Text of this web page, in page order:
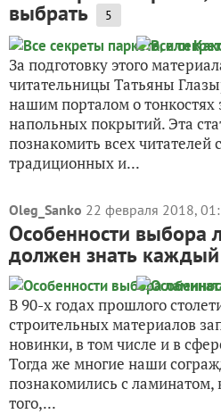
выбрать 5
За подготовку этого
читательницы Татьяны
нашим порталом о тонкостях
напольных покрытий. Эта
познакомить всех читателей
традиционных и...
Oleg_Sanko 22 февраля 2018,
Особенности выбора
должен знать каждый
В 90-х годах прошлого
строительных материалов
новинки, в том числе и в
Тогда же многие наши
познакомились с
того,...